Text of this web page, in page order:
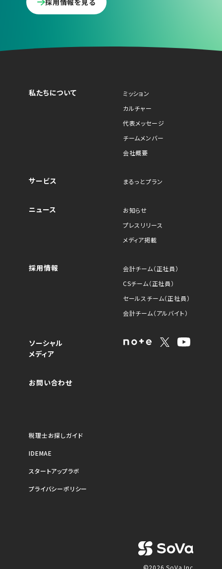
私たちについて
ミッション
カルチャー
代表メッセージ
チームメンバー
会社概要
サービス まるっとプラン
ニュース
お知らせ
プレスリリース
メディア掲載
採用情報
会計チーム（正社員）
CSチーム（正社員）
セールスチーム（正社員）
会計チーム（アルバイト）
ソーシャル
メディア
お問い合わせ
税理士お探しガイド
IDEMAE
スタートアップラボ
プライバシーポリシー